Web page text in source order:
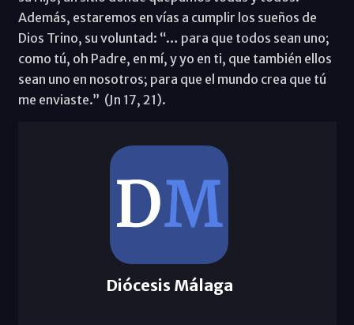
Además, estaremos en vías a cumplir los sueños de
Dios Trino, su voluntad: “… para que todos sean uno;
como tú, oh Padre, en mí, y yo en ti, que también ellos
sean uno en nosotros; para que el mundo crea que tú
me enviaste.” (Jn 17, 21).
Diócesis Málaga